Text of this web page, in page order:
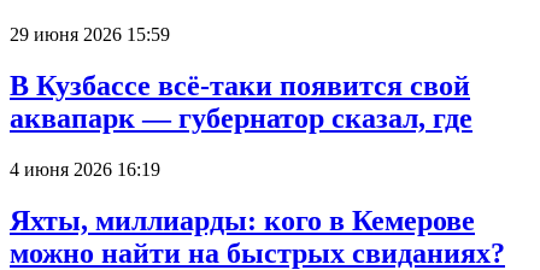
29 июня 2026 15:59
В Кузбассе всё-таки появится свой
аквапарк — губернатор сказал, где
4 июня 2026 16:19
Яхты, миллиарды: кого в Кемерове
можно найти на быстрых свиданиях?